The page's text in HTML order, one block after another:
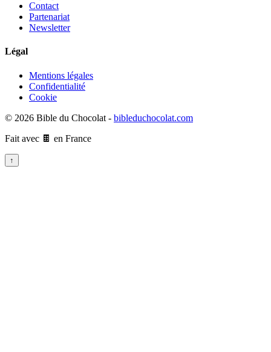
Contact
Partenariat
Newsletter
Légal
Mentions légales
Confidentialité
Cookie
© 2026 Bible du Chocolat - bibleduchocolat.com
Fait avec 🍫 en France
↑